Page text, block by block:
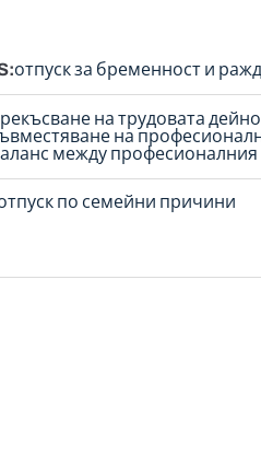
отпуск за бременност и
на трудовата
на
между
по семейни причини